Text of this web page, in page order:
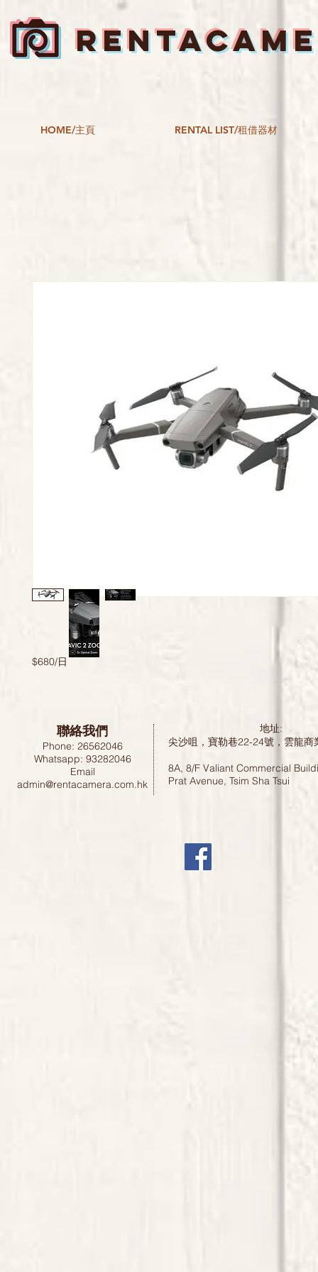
HOME/主頁 RENTAL LIST/租借器材
$680/日
聯絡我們
Phone: 26562046
Whatsapp: 93282046
Email
admin@rentacamera.com.hk
地址:
尖沙咀，寶勒巷22-24號，雲龍
8A, 8/F Valiant Commercial
Prat Avenue, Tsim Sha Tsui